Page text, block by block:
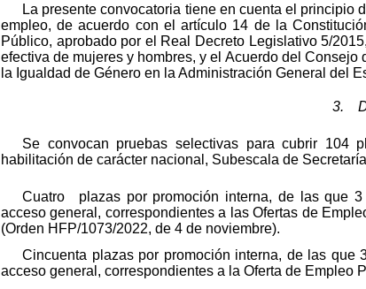
La presente convocatoria tiene en cuenta el principio
empleo, de acuerdo con el artículo 14 de la
Público, aprobado por el Real Decreto Legislativo 5/
efectiva de mujeres y hombres, y el Acuerdo del
la Igualdad de Género en la Administración General del
3.
Se convocan pruebas selectivas para cubrir 104
habilitación de carácter nacional, Subescala de
Cuatro plazas por promoción interna, de las que
acceso general, correspondientes a las Ofertas de
(Orden HFP/1073/2022, de 4 de noviembre).
Cincuenta plazas por promoción interna, de las que
acceso general, correspondientes a la Oferta de Empleo